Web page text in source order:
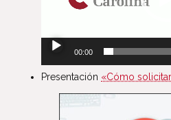
00:00
Presentación «Cómo